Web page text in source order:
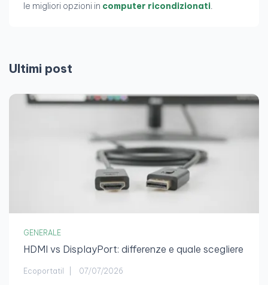
le migliori opzioni in computer ricondizionati.
Ultimi post
GENERALE
HDMI vs DisplayPort: differenze e quale scegliere
Ecoportatil 07/07/2026